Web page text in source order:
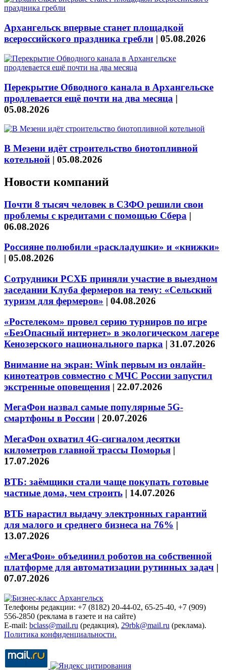
Архангельск впервые станет площадкой
всероссийского праздника гребли | 05.08.2026
Перекрытие Обводного канала в Архангельске
продлевается ещё почти на два месяца |
05.08.2026
В Мезени идёт строительство биотопливной
котельной | 05.08.2026
Новости компаний
Почти 8 тысяч человек в СЗФО решили свои
проблемы с кредитами с помощью Сбера |
06.08.2026
Россияне полюбили «раскладушки» и «книжки»
| 05.08.2026
Сотрудники РСХБ приняли участие в выездном
заседании Клуба фермеров на тему: «Сельский
туризм для фермеров» | 04.08.2026
«Ростелеком» провел серию турниров по игре
«БезОпасный интернет» в экологическом лагере
Кенозерского национального парка | 31.07.2026
Внимание на экран: Wink первым из онлайн-
кинотеатров совместно с МЧС России запустил
экстренные оповещения | 22.07.2026
МегаФон назвал самые популярные 5G-
смартфоны в России | 20.07.2026
МегаФон охватил 4G-сигналом десятки
километров главной трассы Поморья |
17.07.2026
ВТБ: заёмщики стали чаще покупать готовые
частные дома, чем строить | 14.07.2026
ВТБ нарастил выдачу электронных гарантий
для малого и среднего бизнеса на 76% |
13.07.2026
«МегаФон» объединил роботов на собственной
платформе для автоматизации рутинных задач |
07.07.2026
Телефоны редакции: +7 (8182) 20-44-02, 65-25-40, +7 (909)
556-2850 (реклама в газете и на сайте)
E-mail: bclass@mail.ru (редакция), 29rbk@mail.ru (реклама).
Политика конфиденциальности.